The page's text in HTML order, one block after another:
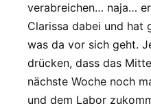
verabreichen… naja…
Clarissa dabei und hat
was da vor sich geht.
drücken, dass das
nächste Woche noch
und dem Labor